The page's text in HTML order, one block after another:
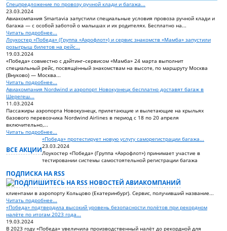
Спецпредложение по провозу ручной клади и багажа...
23.03.2024
Авиакомпания Smartavia запустили специальные условия провоза ручной клади и
багажа — с особой заботой о малышах и их родителях. Бесплатно на...
Читать подробнее...
Лоукостер «Победа» (Группа «Аэрофлот») и сервис знакомств «Мамба» запустили
розыгрыш билетов на рейс...
19.03.2024
«Победа» совместно с дэйтинг–сервисом «Мамба» 24 марта выполнит
специальный рейс, посвящённый знакомствам на высоте, по маршруту Москва
(Внуково) — Москва...
Читать подробнее...
Авиакомпания Nordwind и аэропорт Новокузнецк бесплатно доставят багаж в
Шерегеш...
11.03.2024
Пассажиры аэропорта Новокузнецк, прилетающие и вылетающие на крыльях
базового перевозчика Nordwind Airlines в период с 18 по 20 апреля
включительно,...
Читать подробнее...
ВСЕ АКЦИИ
ПОДПИСКА НА RSS
«Победа» протестирует новую услугу саморегистрации багажа...
23.03.2024
Лоукостер «Победа» (Группа «Аэрофлот») принимает участие в
тестировании системы самостоятельной регистрации багажа
клиентами в аэропорту Кольцово (Екатеринбург). Сервис, получивший название...
Читать подробнее...
«Победа» подтвердила высокий уровень безопасности полётов при рекордном
налёте по итогам 2023 года...
19.03.2024
В 2023 году «Победа» увеличила производственный налёт до рекордной для